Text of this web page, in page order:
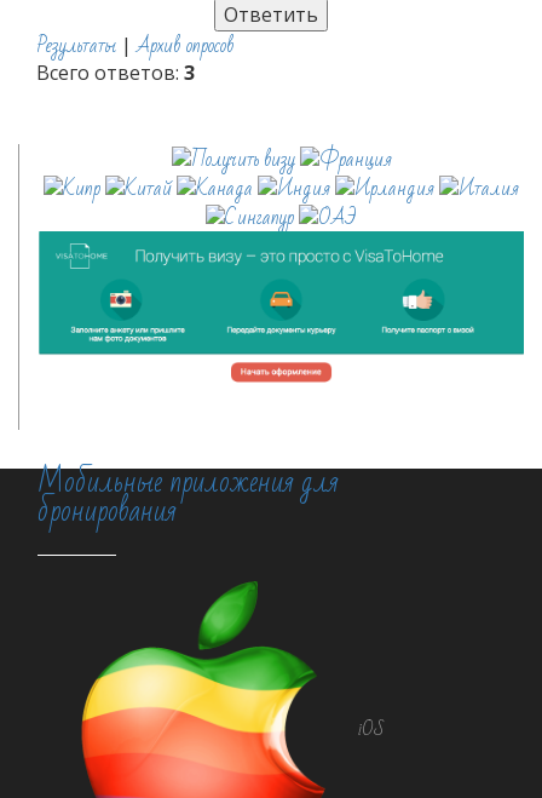
Результаты |Архив опросов
Всего ответов: 3
Мобильные приложения для
бронирования
iOS